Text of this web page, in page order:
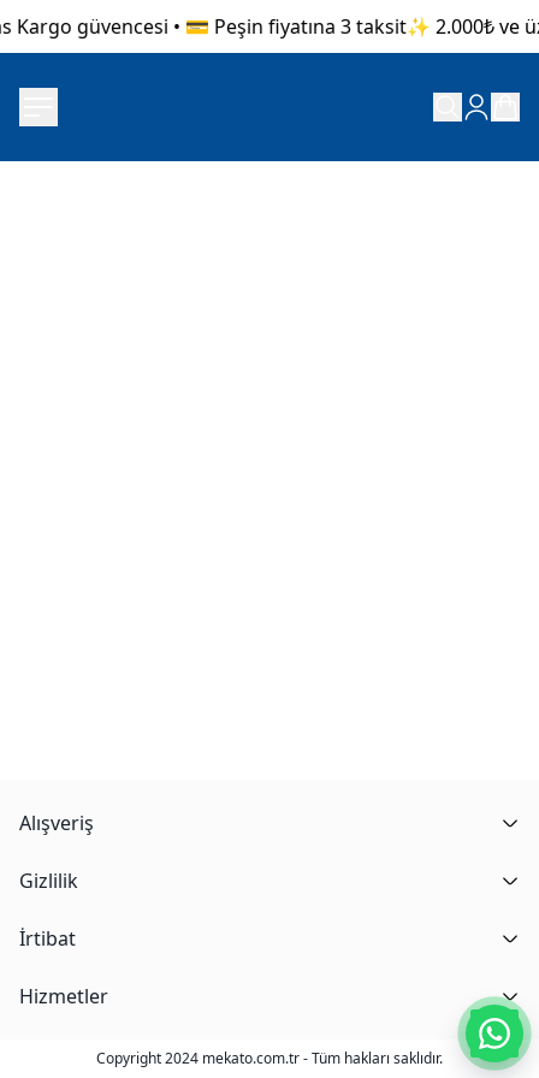
güvencesi • 💳 Peşin fiyatına 3 taksit✨ 2.000₺ ve
Alışveriş
Gizlilik
İrtibat
Hizmetler
Copyright 2024 mekato.com.tr - Tüm hakları saklıdır.